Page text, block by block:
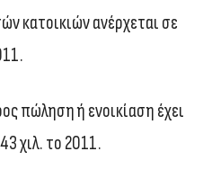
κατοικιών ανέρχεται σε
πώληση ή ενοικίαση έχει
χιλ. το 2011.